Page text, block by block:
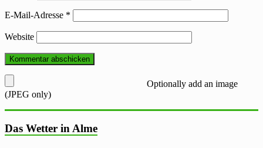
E-Mail-Adresse *
Website
Optionally add an image
(JPEG only)
Das Wetter in Alme